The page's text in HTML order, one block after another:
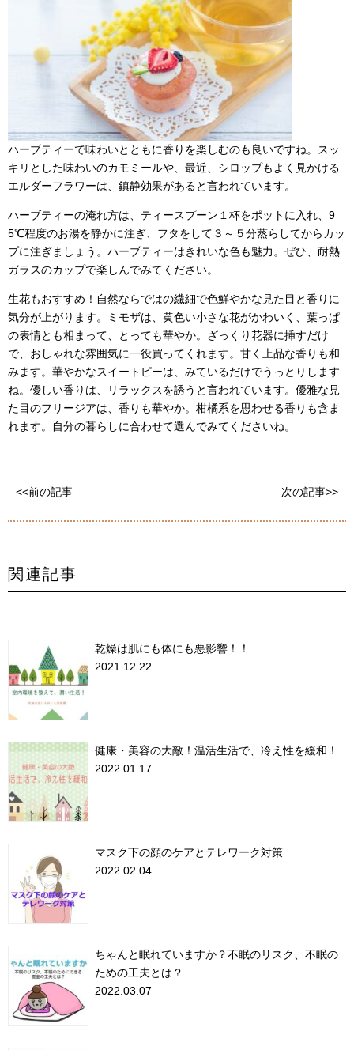
ハーブティーで味わいとともに香りを楽しむのも良いですね。スッ
キリとした味わいのカモミールや、最近、シロップもよく見かける
エルダーフラワーは、鎮静効果があると言われています。
ハーブティーの淹れ方は、ティースプーン１杯をポットに入れ、9
5℃程度のお湯を静かに注ぎ、フタをして３～５分蒸らしてからカッ
プに注ぎましょう。ハーブティーはきれいな色も魅力。ぜひ、耐熱
ガラスのカップで楽しんでみてください。
生花もおすすめ！自然ならではの繊細で色鮮やかな見た目と香りに
気分が上がります。ミモザは、黄色い小さな花がかわいく、葉っぱ
の表情とも相まって、とっても華やか。ざっくり花器に挿すだけ
で、おしゃれな雰囲気に一役買ってくれます。甘く上品な香りも和
みます。華やかなスイートピーは、みているだけでうっとりします
ね。優しい香りは、リラックスを誘うと言われています。優雅な見
た目のフリージアは、香りも華やか。柑橘系を思わせる香りも含ま
れます。自分の暮らしに合わせて選んでみてくださいね。
<<前の記事 次の記事>>
関連記事
乾燥は肌にも体にも悪影響！！
2021.12.22
健康・美容の大敵！温活生活で、冷え性を緩和！
2022.01.17
マスク下の顔のケアとテレワーク対策
2022.02.04
ちゃんと眠れていますか？不眠のリスク、不眠の
ための工夫とは？
2022.03.07